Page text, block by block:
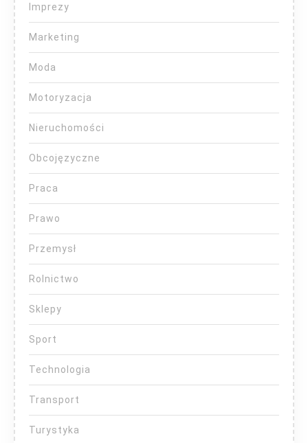
Imprezy
Marketing
Moda
Motoryzacja
Nieruchomości
Obcojęzyczne
Praca
Prawo
Przemysł
Rolnictwo
Sklepy
Sport
Technologia
Transport
Turystyka